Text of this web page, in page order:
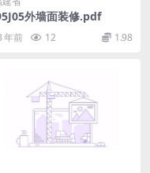
外墙面装修.pdf
年前 12 1.98